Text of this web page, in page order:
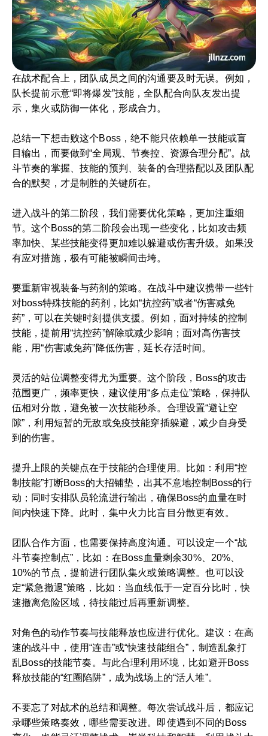
在战术配合上，团队成员之间的沟通要及时无误。例如，
队长提前示意“即将爆发”技能，全队配合向队友发出提
示，集火或防御一体化，形成合力。
总结一下想击败这个Boss，绝不能只依赖单一技能或盲
目输出，而要做到“全局观、节奏控、资源合理分配”。战
斗节奏的掌握、技能的预判、装备的合理搭配以及团队配
合的默契，才是制胜的关键所在。
进入战斗的第二阶段，我们需要优化策略，更加注重细
节。这个Boss的第二阶段会出现一些变化，比如攻击频
率加快、某些技能变得更加难以躲避或伤害升级。如果没
有应对措施，极有可能被瞬间击垮。
要重新审视装备与药剂的策略。在战斗中建议携带一些针
对boss特殊技能的药剂，比如“抗控药”或者“伤害减免
药”，可以在关键时刻提供支援。例如，面对持续的控制
技能，提前用“抗控药”解除或减少影响；面对高伤害技
能，用“伤害减免药”降低伤害，延长存活时间。
灵活的站位调整变得尤为重要。这个阶段，Boss的攻击
范围更广，频率更快，建议使用“多点走位”策略，保持队
伍相对分散，避免被一次技能秒杀。合理设置“避让空
隙”，利用短暂的无敌或免疫技能穿插躲避，减少自身受
到的伤害。
提升上限的关键点在于技能的合理使用。比如：利用“控
制技能”打断Boss的大招铺垫，出其不意地控制Boss的行
动；同时安排队员轮流进行输出，确保Boss的血量在时
间内快速下降。此时，集中火力比盲目分散更有效。
团队合作方面，也需要保持高度沟通。可以设定一个“战
斗节奏控制点”，比如：在Boss血量剩余30%、20%、
10%的节点，提前进行团队集火或策略调整。也可以设
定“紧急撤退”策略，比如：当血线低于一定百分比时，快
速撤离危险区域，待技能过后再重新调整。
对角色的动作节奏与技能释放也应进行优化。建议：在高
速的战斗中，使用“连击”或“快速技能组合”，制造乱象打
乱Boss的技能节奏。与此合理利用环境，比如避开Boss
释放技能的“红圈陷阱”，成为战场上的“活人堆”。
不要忘了对战术的总结和调整。每次尝试战斗后，都应记
录哪些策略奏效，哪些需要改进。即使遇到不同的Boss